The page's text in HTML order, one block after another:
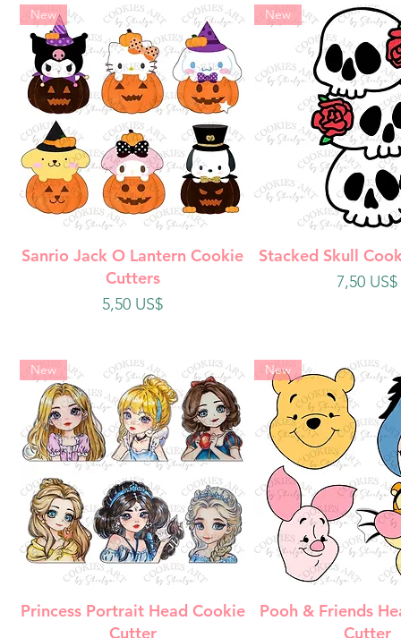
Vista rápida
New
Sanrio Jack O Lantern Cookie
Cutters
Precio
5,50 US$
Vista
New
Stacked Skull
Precio
7,50 US$
Vista rápida
New
Princess Portrait Head Cookie
Cutter
Vista
New
Pooh & Friends
Cutter